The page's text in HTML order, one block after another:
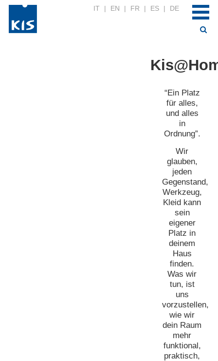
IT | EN | FR | ES | DE
“Ein Platz
für alles,
und alles
in
Ordnung”.
Wir
glauben,
jeden
Gegenstand,
Werkzeug,
Kleid kann
sein
eigener
Platz in
deinem
Haus
finden.
Was wir
tun, ist
uns
vorzustellen,
wie wir
dein Raum
mehr
funktional,
praktisch,